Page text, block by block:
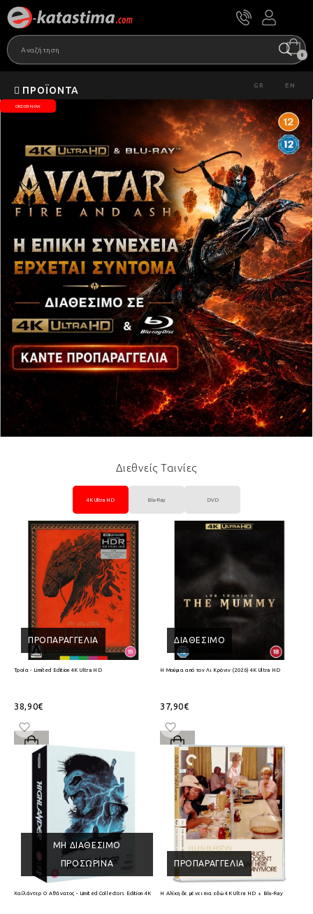
0
ΠΡΟΪΌΝΤΑ GR EN
ORDER NOW
Διεθνείς Ταινίες
4K Ultra HD Blu-Ray DVD
ΠΡΟΠΑΡΑΓΓΕΛΊΑ
Τροία - Limited Edition 4K Ultra HD
38,90€
ΔΙΑΘΈΣΙΜΟ
Η Μούμια από τον Λι Κρόνιν (2026) 4K Ultra HD
37,90€
ΜΗ ΔΙΑΘΈΣΙΜΟ
ΠΡΟΣΩΡΙΝΆ
Χαϊλάντερ Ο Αθάνατος - Limited Collectors Edition 4K Ultra HD + Blu-Ray
ΠΡΟΠΑΡΑΓΓΕΛΊΑ
Η Αλίκη δε μένει πια εδώ 4K Ultra HD + Blu-Ray